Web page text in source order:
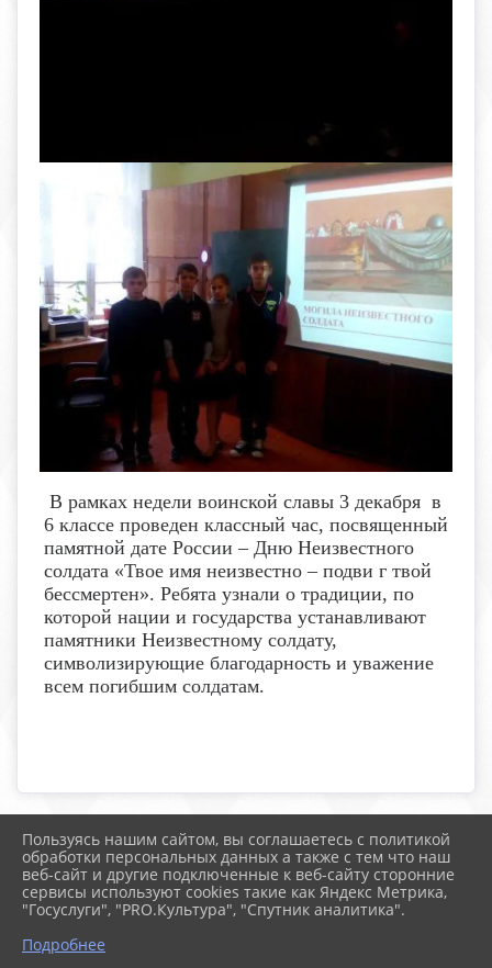
В рамках недели воинской славы 3 декабря в
6 классе проведен классный час, посвященный
памятной дате России – Дню Неизвестного
солдата «Твое имя неизвестно – подви г твой
бессмертен». Ребята узнали о традиции, по
которой нации и государства устанавливают
памятники Неизвестному солдату,
символизирующие благодарность и уважение
всем погибшим солдатам.
2026 г. boldschool-rostov.ru
Вход
Карта сайта
Политика обработки персональных данных
Сделано на KubCMS
Пользуясь нашим сайтом, вы соглашаетесь с политикой
обработки персональных данных а также с тем что наш
веб-сайт и другие подключенные к веб-сайту сторонние
сервисы используют cookies такие как Яндекс Метрика,
"Госуслуги", "PRO.Культура", "Спутник аналитика".
Подробнее